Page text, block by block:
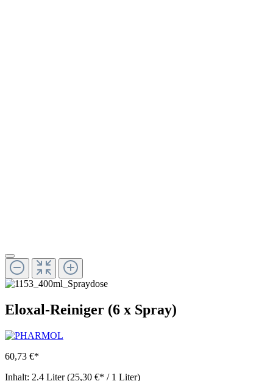
Eloxal-Reiniger (6 x Spray)
60,73 €*
Inhalt: 2.4 Liter(25,30 €* / 1 Liter)